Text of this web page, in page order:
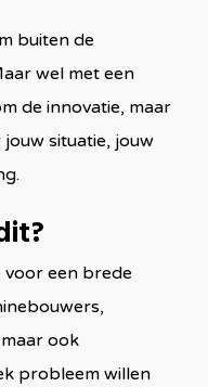
buiten de
wel met een
de innovatie, maar
situatie, jouw
een brede
ook
probleem willen